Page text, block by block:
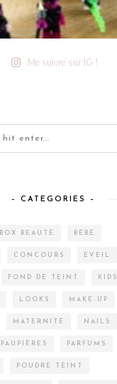
Me suivre sur IG !
– CATEGORIES –
BOX BEAUTÉ BÉBÉ
CONCOURS EVEIL
FOND DE TEINT KIDS
LOOKS MAKE-UP
MATERNITÉ NAILS
PARFUMS
POUDRE TEINT